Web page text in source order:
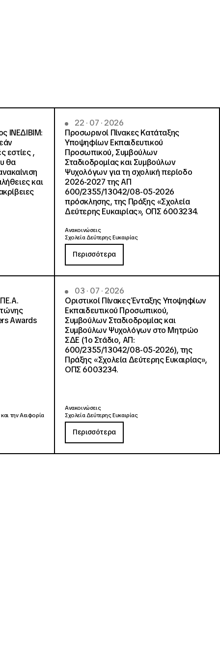
ΙΝΕΔΙΒΙΜ:
εστίες ,
θα
και
22 · 07 · 2026
Προσωρινοί Πίνακες Κατάταξης
Υποψηφίων Εκπαιδευτικού
Προσωπικού, Συμβούλων
Σταδιοδρομίας και Συμβούλων
Ψυχολόγων για τη σχολική περίοδο
2026-2027 της ΑΠ
600/2355/13042/08-05-2026
πρόσκλησης, της Πράξης «Σχολεία
Δεύτερης Ευκαιρίας», ΟΠΣ 6003234.
Ανακοινώσεις
Σχολεία Δεύτερης Ευκαιρίας
Περισσότερα
Awards
την Αειφορία
03 · 07 · 2026
Οριστικοί Πίνακες Ένταξης Υποψηφίων
Εκπαιδευτικού Προσωπικού,
Συμβούλων Σταδιοδρομίας και
Συμβούλων Ψυχολόγων στο Μητρώο
ΣΔΕ (1ο Στάδιο, ΑΠ:
600/2355/13042/08-05-2026), της
Πράξης «Σχολεία Δεύτερης Ευκαιρίας»,
ΟΠΣ 6003234.
Ανακοινώσεις
Σχολεία Δεύτερης Ευκαιρίας
Περισσότερα